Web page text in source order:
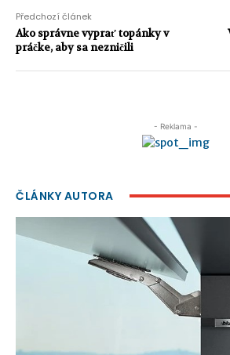
Předchozí článek
Ako správne vyprať topánky v
práčke, aby sa nezničili
- Reklama -
ČLÁNKY AUTORA